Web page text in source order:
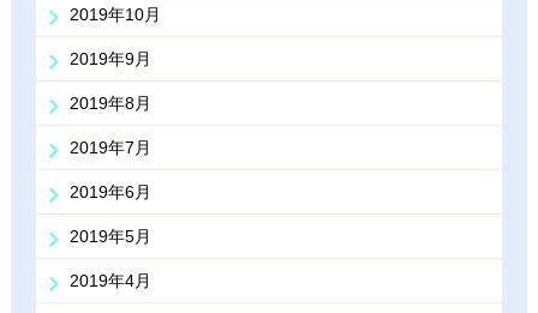
2019年10月
2019年9月
2019年8月
2019年7月
2019年6月
2019年5月
2019年4月